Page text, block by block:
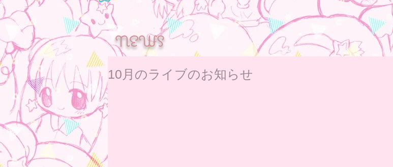
NEWS
10月のライブのお知らせ